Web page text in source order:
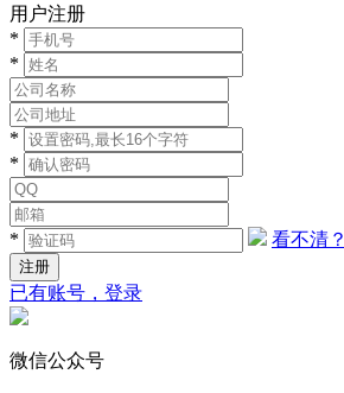
用户注册
*
*
*
*
* 看不清
已有账号，登录
微信公众号